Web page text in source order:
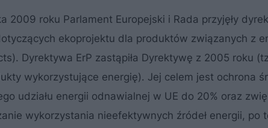
2009 roku Parlament Europejski i Rada przyjęły
ekoprojektu dla produktów związanych z
Dyrektywa ErP zastąpiła Dyrektywę z 2005 roku
wykorzystujące energię). Jej celem jest ochrona
udziału energii odnawialnej w UE do 20% oraz
wykorzystania nieefektywnych źródeł energii, po